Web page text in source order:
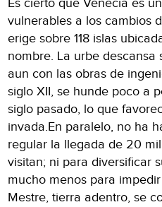
Es cierto que Venecia es
vulnerables a los cambios
erige sobre 118 islas
nombre. La urbe descansa
aun con las obras de
siglo XII, se hunde poco a
siglo pasado, lo que
invada.En paralelo, no ha
regular la llegada de 20
visitan; ni para diversificar
mucho menos para
Mestre, tierra adentro, se